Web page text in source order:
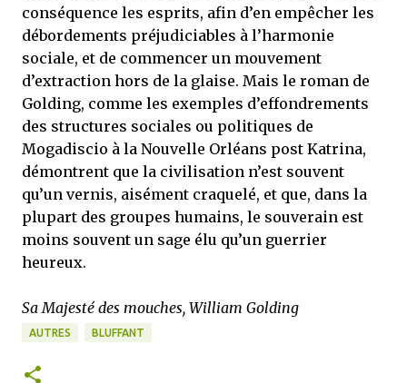
conséquence les esprits, afin d’en empêcher les
débordements préjudiciables à l’harmonie
sociale, et de commencer un mouvement
d’extraction hors de la glaise. Mais le roman de
Golding, comme les exemples d’effondrements
des structures sociales ou politiques de
Mogadiscio à la Nouvelle Orléans post Katrina,
démontrent que la civilisation n’est souvent
qu’un vernis, aisément craquelé, et que, dans la
plupart des groupes humains, le souverain est
moins souvent un sage élu qu’un guerrier
heureux.
Sa Majesté des mouches, William Golding
AUTRES BLUFFANT